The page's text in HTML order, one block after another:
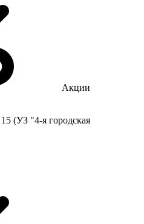
Акции
(УЗ "4-я городская